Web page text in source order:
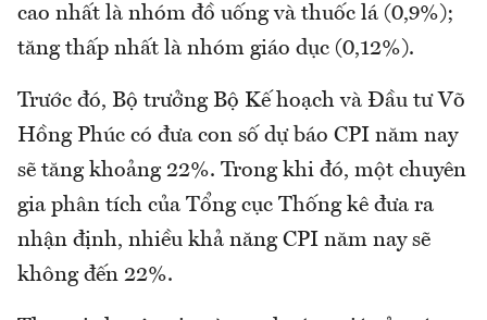
cao nhất là nhóm đồ uống và thuốc lá (0,9%);
tăng thấp nhất là nhóm giáo dục (0,12%).
Trước đó, Bộ trưởng Bộ Kế hoạch và Đầu tư Võ
Hồng Phúc có đưa con số dự báo CPI năm nay
sẽ tăng khoảng 22%. Trong khi đó, một chuyên
gia phân tích của Tổng cục Thống kê đưa ra
nhận định, nhiều khả năng CPI năm nay sẽ
không đến 22%.